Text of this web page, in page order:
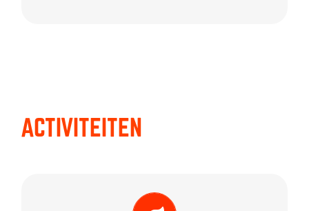
ACTIVITEITEN
ORGANISATOREN